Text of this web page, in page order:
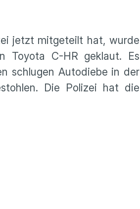
jetzt mitgeteilt hat, wurde
Toyota C-HR geklaut. Es
schlugen Autodiebe in der
Die Polizei hat die